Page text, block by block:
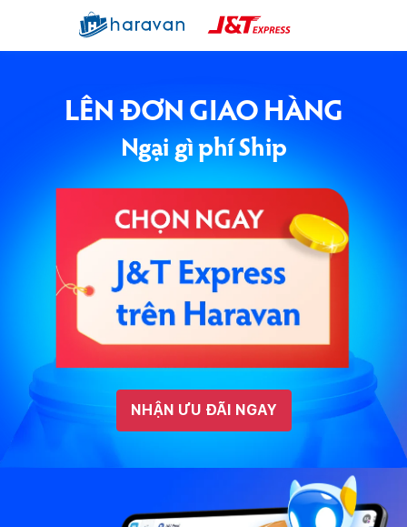
LÊN ĐƠN GIAO HÀNG
Ngại gì phí Ship
NHẬN ƯU ĐÃI NGAY